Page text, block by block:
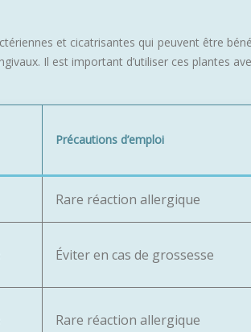
et cicatrisantes qui peuvent être
Il est important d’utiliser ces plantes
Précautions d’emploi
Rare réaction allergique
Éviter en cas de grossesse
Rare réaction allergique